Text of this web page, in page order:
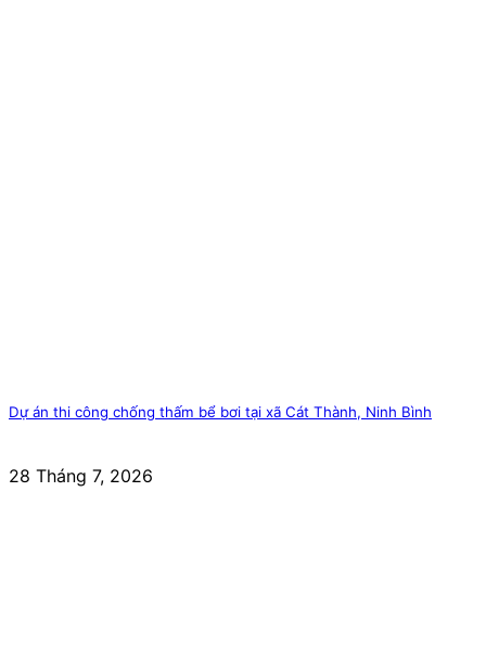
Dự án thi công chống thấm bể bơi tại xã Cát Thành, Ninh Bình
28 Tháng 7, 2026